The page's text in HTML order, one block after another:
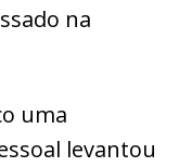
na
uma
levantou